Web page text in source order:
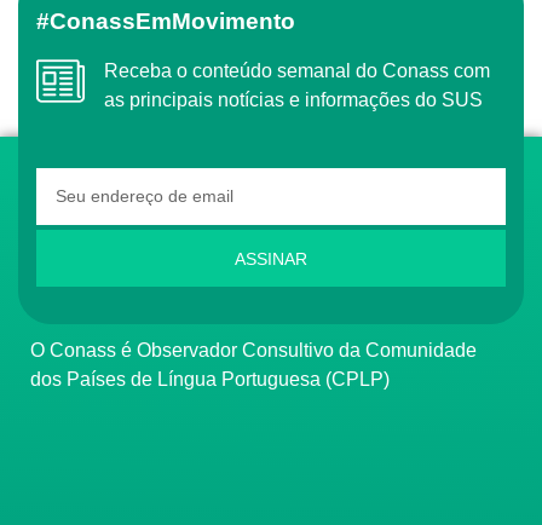
#ConassEmMovimento
Receba o conteúdo semanal do Conass com
as principais notícias e informações do SUS
ASSINAR
O Conass é Observador Consultivo da Comunidade
dos Países de Língua Portuguesa (CPLP)